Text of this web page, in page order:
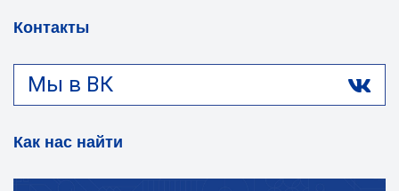
Контакты
Мы в ВК
Как нас найти